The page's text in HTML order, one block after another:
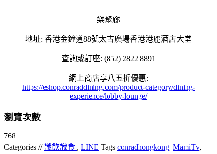
樂聚廊
地址: 香港金鐘道88號太古廣場香港港麗酒店大堂
查詢或訂座: (852) 2822 8891
網上商店享八五折優惠:
https://eshop.conraddining.com/product-category/dining-
experience/lobby-lounge/
瀏覽次數
768
Categories //識飲識食 , LINE Tags conradhongkong, MamiTv,